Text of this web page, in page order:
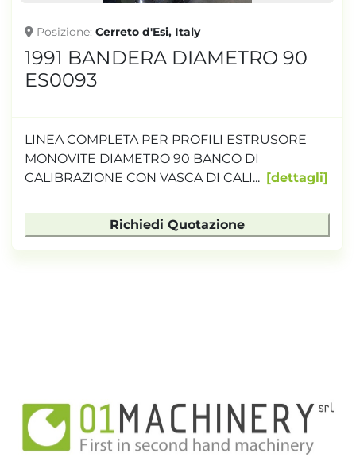
Posizione Cerreto d'Esi, Italy
1991 BANDERA DIAMETRO 90
ES0093
LINEA COMPLETA PER PROFILI ESTRUSORE
MONOVITE DIAMETRO 90 BANCO DI
CALIBRAZIONE CON VASCA DI CALI...
dettagli
Richiedi Quotazione